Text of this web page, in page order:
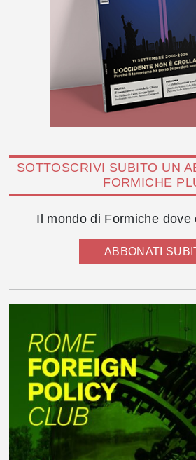
SOTTOSCRIVI SUBITO UN
FORMICHE
Il mondo di Formiche dove
ABBONATI